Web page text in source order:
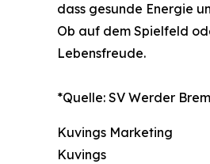
dass gesunde Energie
Ob auf dem Spielfeld
Lebensfreude.
*Quelle: SV Werder
Kuvings Marketing
Kuvings